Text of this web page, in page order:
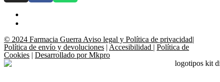
© 2024 Farmacia Guerra Aviso legal y Política de privacidad|
Política de envío y devoluciones | Accesibilidad | Política de
Cookies | Desarrollado por Mkpro